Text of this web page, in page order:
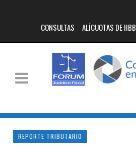
CONSULTAS ALÍCUOTAS DE IIBB
REPORTE TRIBUTARIO